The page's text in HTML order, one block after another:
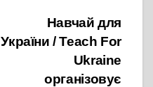
Навчай для
України / Teach For
Ukraine
організовує